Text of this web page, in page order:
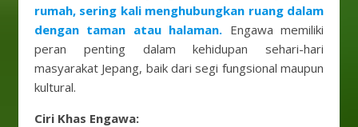
rumah, sering kali menghubungkan ruang dalam
dengan taman atau halaman. Engawa memiliki
peran penting dalam kehidupan sehari-hari
masyarakat Jepang, baik dari segi fungsional maupun
kultural.
Ciri Khas Engawa: